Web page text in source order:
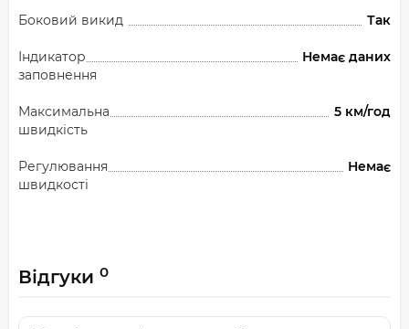
Боковий викид Так
Індикатор
заповнення
Немає даних
Максимальна
швидкість
5 км/год
Регулювання
швидкості
Немає
Відгуки 0